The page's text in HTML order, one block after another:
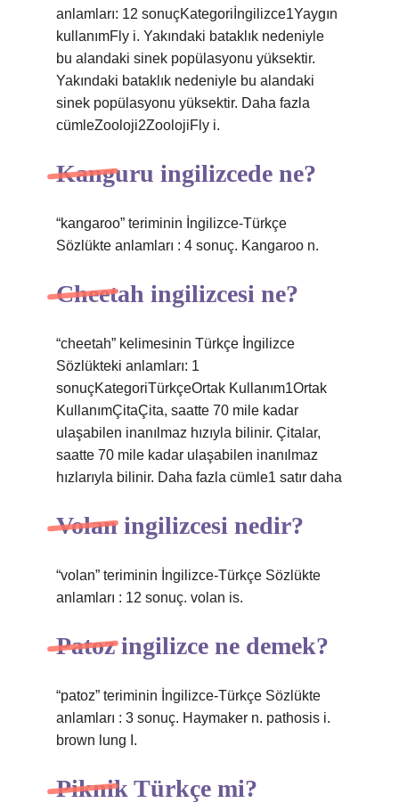
anlamları: 12 sonuçKategoriİngilizce1Yaygın
kullanımFly i. Yakındaki bataklık nedeniyle
bu alandaki sinek popülasyonu yüksektir.
Yakındaki bataklık nedeniyle bu alandaki
sinek popülasyonu yüksektir. Daha fazla
cümleZooloji2ZoolojiFly i.
Kanguru ingilizcede ne?
“kangaroo” teriminin İngilizce-Türkçe
Sözlükte anlamları : 4 sonuç. Kangaroo n.
Cheetah ingilizcesi ne?
“cheetah” kelimesinin Türkçe İngilizce
Sözlükteki anlamları: 1
sonuçKategoriTürkçeOrtak Kullanım1Ortak
KullanımÇitaÇita, saatte 70 mile kadar
ulaşabilen inanılmaz hızıyla bilinir. Çitalar,
saatte 70 mile kadar ulaşabilen inanılmaz
hızlarıyla bilinir. Daha fazla cümle1 satır daha
Volan ingilizcesi nedir?
“volan” teriminin İngilizce-Türkçe Sözlükte
anlamları : 12 sonuç. volan is.
Patoz ingilizce ne demek?
“patoz” teriminin İngilizce-Türkçe Sözlükte
anlamları : 3 sonuç. Haymaker n. pathosis i.
brown lung I.
Piknik Türkçe mi?